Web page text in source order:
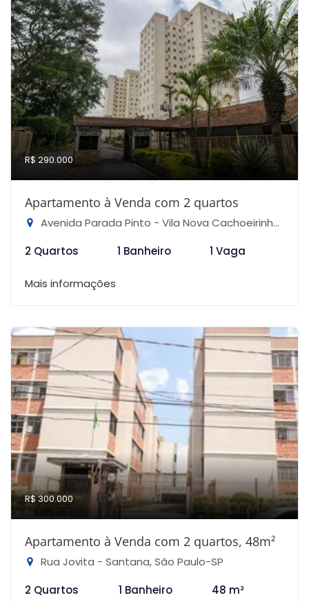
R$ 290.000
Apartamento à Venda com 2 quartos
Avenida Parada Pinto - Vila Nova Cachoeirinha, São Paulo-SP
2 Quartos
1 Banheiro 1 Vaga
Mais informações
R$ 300.000
Apartamento à Venda com 2 quartos, 48m²
Rua Jovita - Santana, São Paulo-SP
2 Quartos
1 Banheiro 48 m²